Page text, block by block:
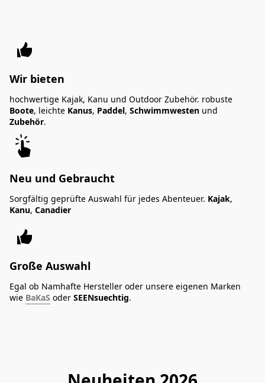
Wir bieten
hochwertige Kajak, Kanu und Outdoor Zubehör. robuste
Boote, leichte Kanus, Paddel, Schwimmwesten und
Zubehör.
Neu und Gebraucht
Sorgfältig geprüfte Auswahl für jedes Abenteuer. Kajak,
Kanu, Canadier
Große Auswahl
Egal ob Namhafte Hersteller oder unsere eigenen Marken
wie BaKaS oder SEENsuechtig.